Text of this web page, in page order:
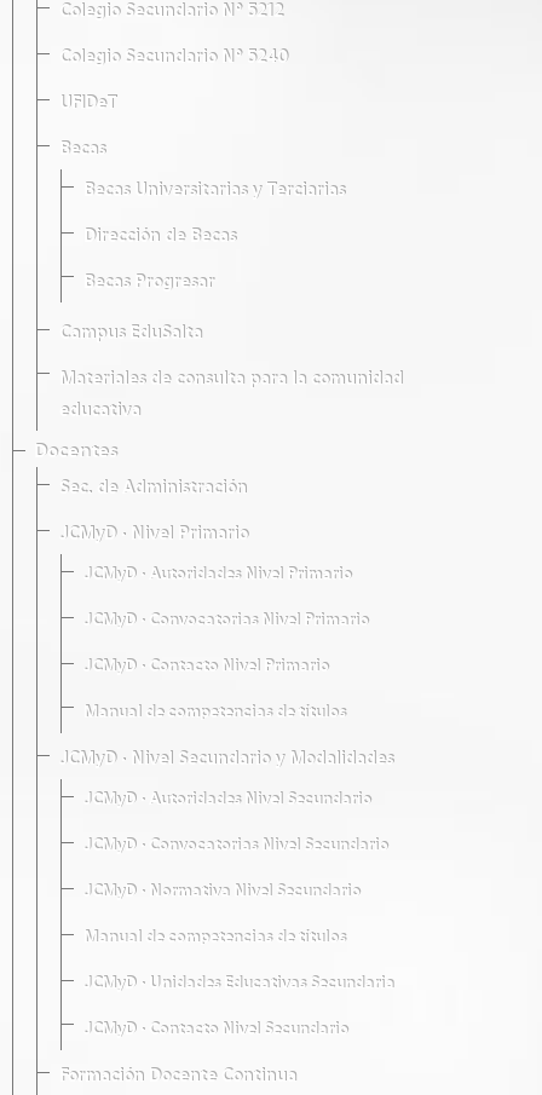
Colegio Secundario Nº 5212
Colegio Secundario Nº 5240
UFIDeT
Becas
Becas Universitarias y Terciarias
Dirección de Becas
Becas Progresar
Campus EduSalta
Materiales de consulta para la comunidad
educativa
Docentes
Sec. de Administración
JCMyD · Nivel Primario
JCMyD · Autoridades Nivel Primario
JCMyD · Convocatorias Nivel Primario
JCMyD · Contacto Nivel Primario
Manual de competencias de títulos
JCMyD · Nivel Secundario y Modalidades
JCMyD · Autoridades Nivel Secundario
JCMyD · Convocatorias Nivel Secundario
JCMyD · Normativa Nivel Secundario
Manual de competencias de títulos
JCMyD · Unidades Educativas Secundaria
JCMyD · Contacto Nivel Secundario
Formación Docente Continua